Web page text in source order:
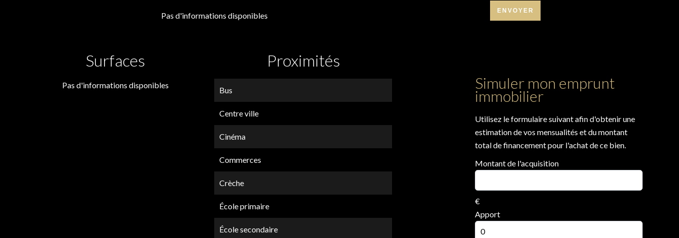
Pas d'informations disponibles
Surfaces
Pas d'informations disponibles
Proximités
Bus
Centre ville
Cinéma
Commerces
Crèche
École primaire
École secondaire
ENVOYER
Simuler mon emprunt
immobilier
Utilisez le formulaire suivant afin d'obtenir une
estimation de vos mensualités et du montant
total de financement pour l'achat de ce bien.
Montant de l'acquisition
€
Apport